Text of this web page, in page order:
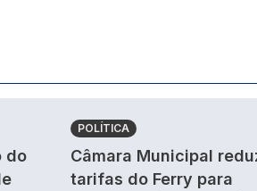
do
POLÍTICA
Câmara Municipal
tarifas do Ferry para